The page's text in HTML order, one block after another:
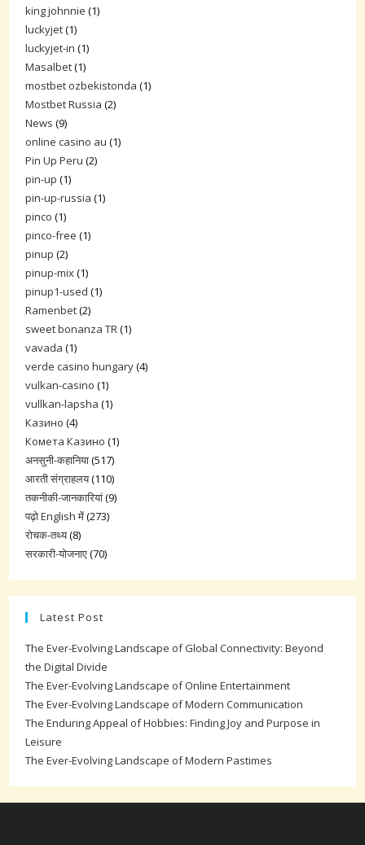
king johnnie (1)
luckyjet(1)
luckyjet-in (1)
Masalbet(1)
mostbet ozbekistonda (1)
Mostbet Russia (2)
News (9)
online casino au (1)
Pin Up Peru (2)
pin-up (1)
pin-up-russia (1)
pinco (1)
pinco-free (1)
pinup (2)
pinup-mix(1)
pinup1-used (1)
Ramenbet(2)
sweet bonanza TR(1)
vavada (1)
verde casino hungary(4)
vulkan-casino (1)
vullkan-lapsha (1)
Казино (4)
Комета Казино (1)
अनसुनी-कहानिया(517)
आरती संग्राहलय(110)
तकनीकी-जानकारियां(9)
पढ़ो English में(273)
रोचक-तथ्य(8)
सरकारी-योजनाए(70)
Latest Post
The Ever-Evolving Landscape of Global Connectivity: Beyond
the Digital Divide
The Ever-Evolving Landscape of Online Entertainment
The Ever-Evolving Landscape of Modern Communication
The Enduring Appeal of Hobbies: Finding Joy and Purpose in
Leisure
The Ever-Evolving Landscape of Modern Pastimes